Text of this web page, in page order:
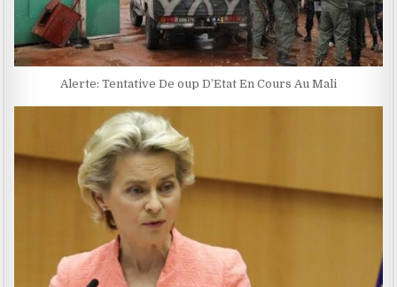
Alerte: Tentative De oup D’Etat En Cours Au Mali